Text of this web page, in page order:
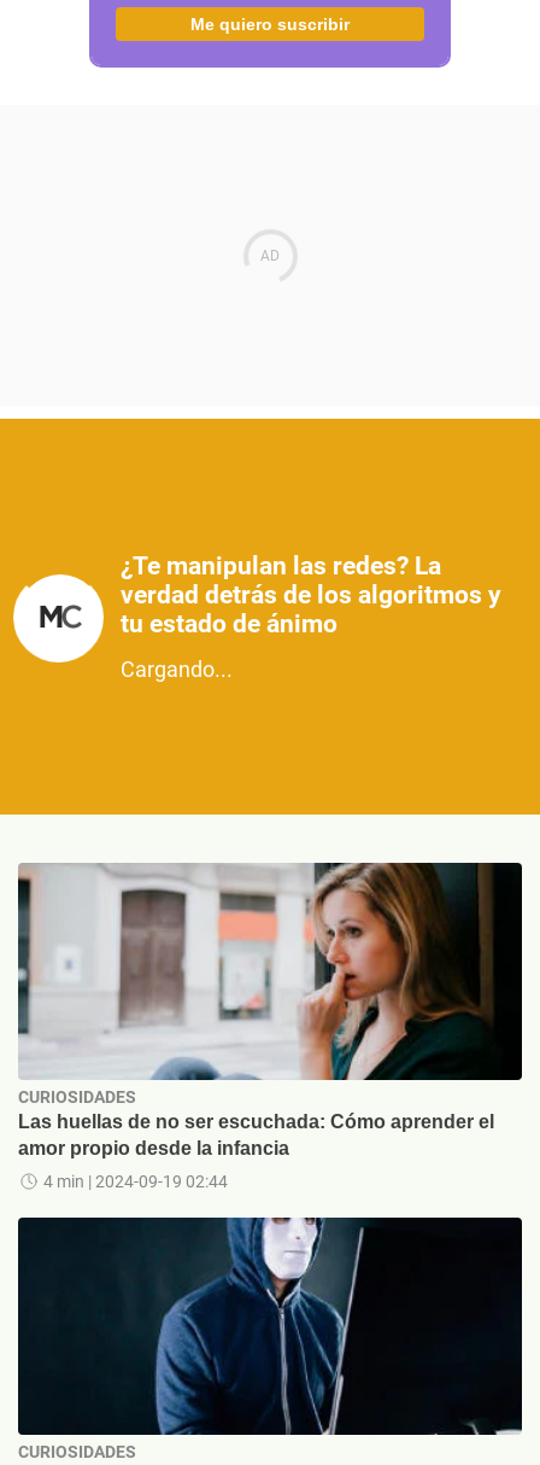
Me quiero suscribir
¿Te manipulan las redes? La
verdad detrás de los algoritmos y
tu estado de ánimo
Cargando...
CURIOSIDADES
Las huellas de no ser escuchada: Cómo aprender el
amor propio desde la infancia
4 min | 2024-09-19 02:44
CURIOSIDADES